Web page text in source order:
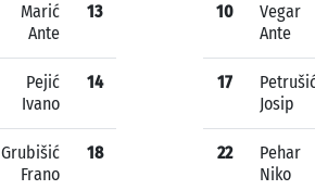
Marić
Ante
13
Pejić
Ivano
14
Grubišić
Frano
18
10
Vegar
Ante
17
Josip
22
Pehar
Niko